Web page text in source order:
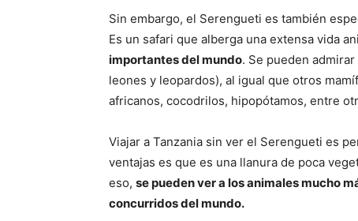
Sin embargo, el Serengueti es también
Es un safari que alberga una extensa vida
importantes del mundo. Se pueden
leones y leopardos), al igual que otros
africanos, cocodrilos, hipopótamos, entre
Viajar a Tanzania sin ver el Serengueti es
ventajas es que es una llanura de poca
eso, se pueden ver a los animales mucho
concurridos del mundo.